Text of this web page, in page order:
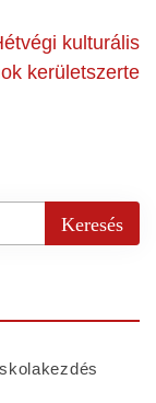
kulturális
kerületszerte